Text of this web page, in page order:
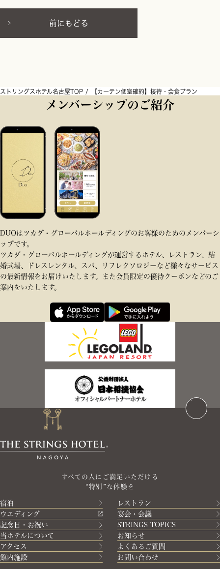
前にもどる
ストリングスホテル名古屋TOP 【カーテン個室確約】接待・会食プラン
メンバーシップのご紹介
DUOはツカダ・グローバルホールディングのお客様のためのメンバーシ
ップです。
ツカダ・グローバルホールディングが運営するホテル、レストラン、結
婚式場、ドレスレンタル、スパ、リフレクソロジーなど様々なサービス
の最新情報をお届けいたします。また会員限定の優待クーポンなどのご
案内をいたします。
すべての人にご満足いただける
“特別”な体験を
宿泊
レストラン
ウエディング
宴会・会議
記念日・お祝い
STRINGS TOPICS
当ホテルについて
お知らせ
アクセス
よくあるご質問
館内施設
お問い合わせ